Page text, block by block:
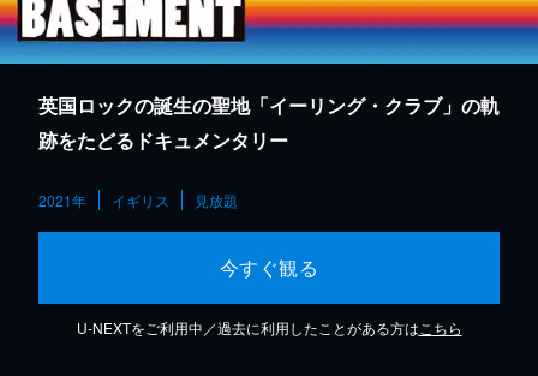
英国ロックの誕生の聖地「イーリング・クラブ」の軌
跡をたどるドキュメンタリー
2021年 イギリス 見放題
今すぐ観る
U-NEXTをご利用中／過去に利用したことがある方は こちら